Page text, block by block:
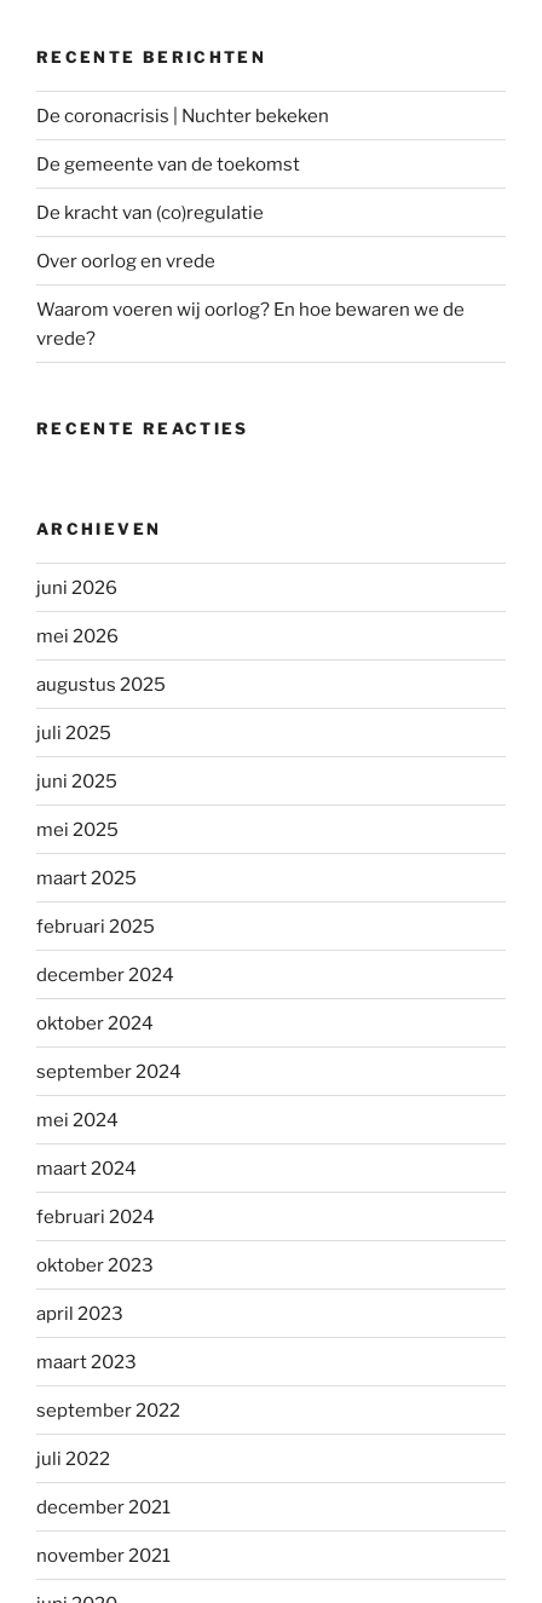
RECENTE BERICHTEN
De coronacrisis | Nuchter bekeken
De gemeente van de toekomst
De kracht van (co)regulatie
Over oorlog en vrede
Waarom voeren wij oorlog? En hoe bewaren we de
vrede?
RECENTE REACTIES
ARCHIEVEN
juni 2026
mei 2026
augustus 2025
juli 2025
juni 2025
mei 2025
maart 2025
februari 2025
december 2024
oktober 2024
september 2024
mei 2024
maart 2024
februari 2024
oktober 2023
april 2023
maart 2023
september 2022
juli 2022
december 2021
november 2021